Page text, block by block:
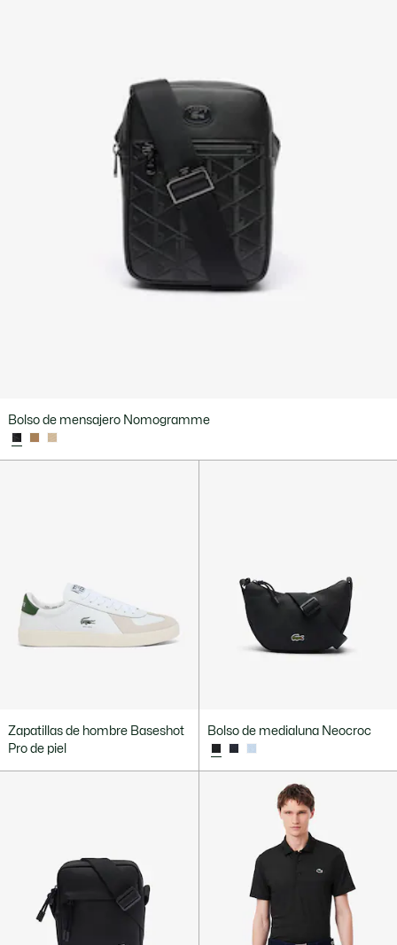
Bolso de mensajero Nomogramme
Zapatillas de hombre Baseshot
Pro de piel
Bolso de medialuna Neocroc